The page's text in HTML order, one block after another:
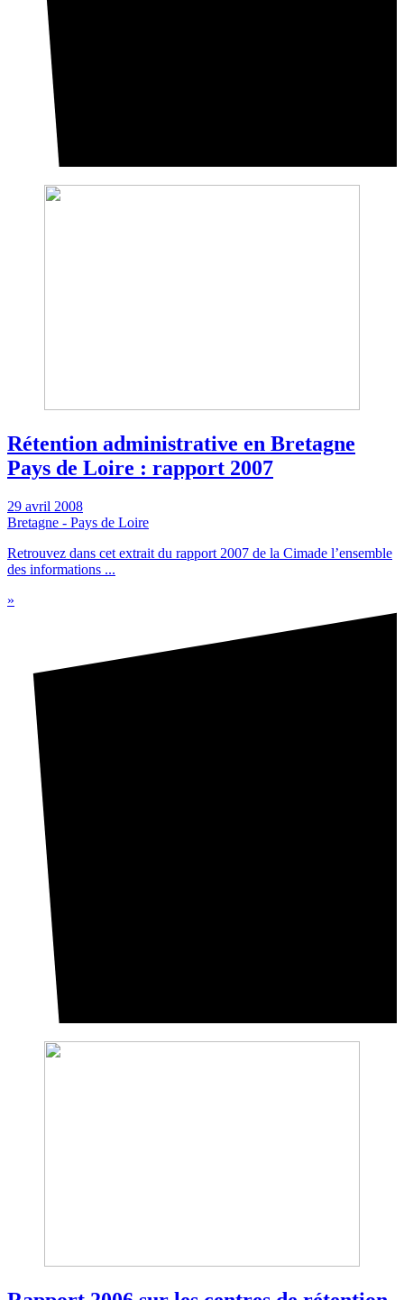
Rétention administrative en Bretagne
Pays de Loire : rapport 2007
29 avril 2008
Bretagne - Pays de Loire
Retrouvez dans cet extrait du rapport 2007 de la Cimade l’ensemble
des informations ...
»